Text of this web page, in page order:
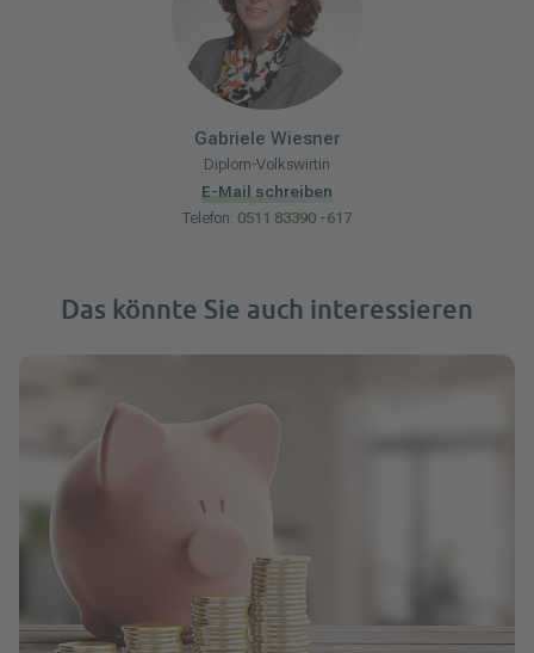
Gabriele Wiesner
Diplom-Volkswirtin
E-Mail schreiben
Telefon: 0511 83390 -617
Das könnte Sie auch interessieren